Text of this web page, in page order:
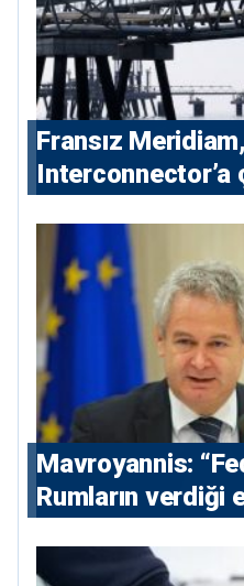
Fransız
Interconnector’a
Mavroyannis:
Rumların verdiği